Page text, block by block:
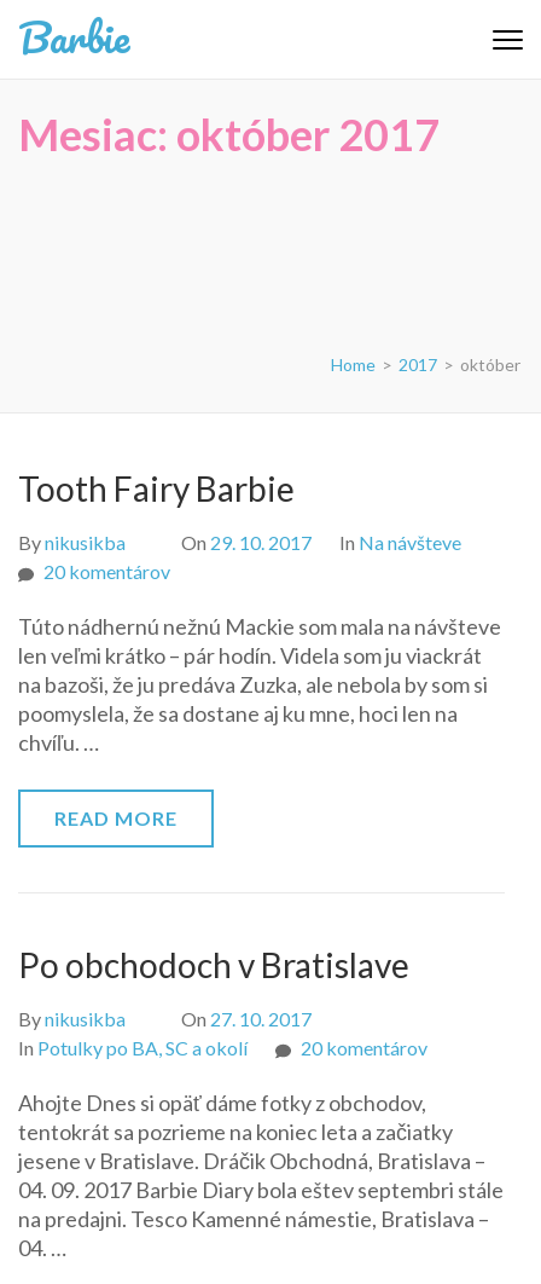
Enter)
Barbie
Mesiac: október 2017
Home > 2017 > október
Tooth Fairy Barbie
Bynikusikba On 29. 10. 2017 In Na návšteve
20 komentárovna
Fairy
Barbie
Túto nádhernú nežnú Mackie som mala na návšteve
len veľmi krátko – pár hodín. Videla som ju viackrát
na bazoši, že ju predáva Zuzka, ale nebola by som si
poomyslela, že sa dostane aj ku mne, hoci len na
chvíľu. …
READ MORE
Po obchodoch v Bratislave
Bynikusikba On 27. 10. 2017
In Potulky po BA, SC a okolí 20 komentárovna
v
Bratislave
Ahojte Dnes si opäť dáme fotky z obchodov,
tentokrát sa pozrieme na koniec leta a začiatky
jesene v Bratislave. Dráčik Obchodná, Bratislava –
04. 09. 2017 Barbie Diary bola eštev septembri stále
na predajni. Tesco Kamenné námestie, Bratislava –
04. …